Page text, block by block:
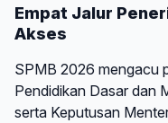
Empat Jalur
Akses
SPMB 2026 mengacu
Pendidikan Dasar dan
serta Keputusan